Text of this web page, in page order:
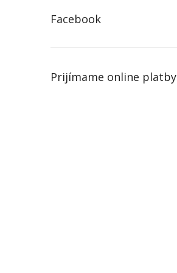
Facebook
Prijímame online platby